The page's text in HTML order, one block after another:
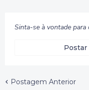
Sinta-se à vontade para
Postar
Postagem Anterior